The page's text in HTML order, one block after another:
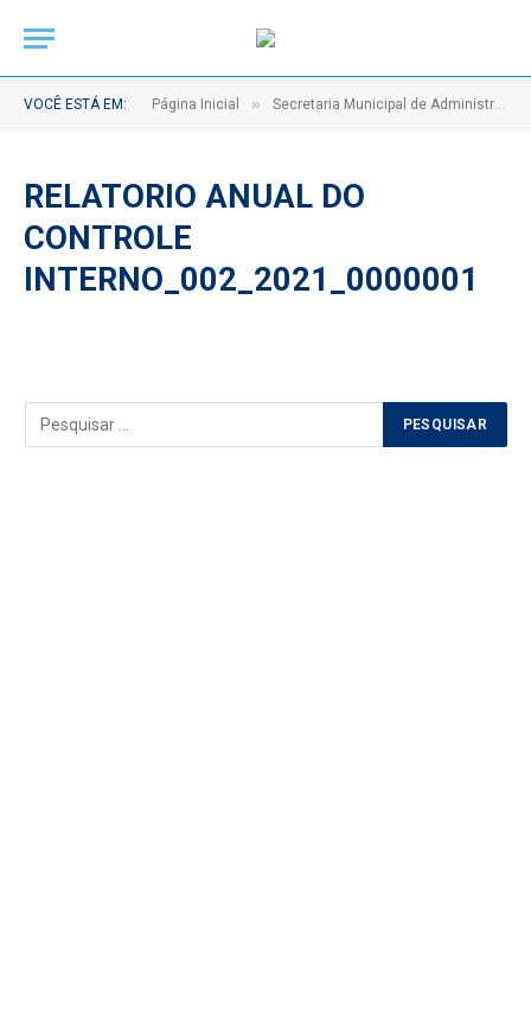
VOCÊ ESTÁ EM: Página Inicial » Secretaria Municipal de Administração – Relatório Anual do Controle Interno
RELATORIO ANUAL DO
CONTROLE
INTERNO_002_2021_0000001